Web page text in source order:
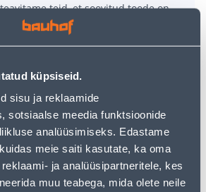
küpsiseid.
sisu ja reklaamide
sotsiaalse meedia funktsioonide
analüüsimiseks. Edastame
meie saiti kasutate, ka oma
ja analüüsipartneritele, kes
muu teabega, mida olete neile
teid, et soovitud toode on
tõttu ajutiselt otsas. Siiski
alternatiive samast
, mis võivad teile sama palju rõõmu
pea aga siin lõppema - oma
naastes
avalehele
otsingufunktsiooni, et leida
valikuid. Head ostlemist!